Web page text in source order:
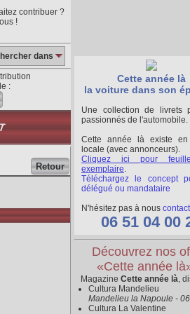
contribuer ?
!
dans
:
Retour
Cette année là
la voiture dans son
Une collection de livrets
passionnés de l'automobile.
Cette année là existe en
locale (avec annonceurs).
Cliquez ici pour
exemplaire.
Téléchargez le concept
délégué ou mandataire
N'hésitez pas à nous
06 51 04 00
Découvrez nos
«Cette année
Magazine Cette année là,
Cultura Mandelieu
Mandelieu la Napoule -
Cultura La Valentine